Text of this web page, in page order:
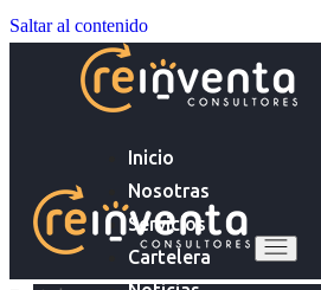
Saltar al contenido
Inicio
Nosotras
Servicios
Cartelera